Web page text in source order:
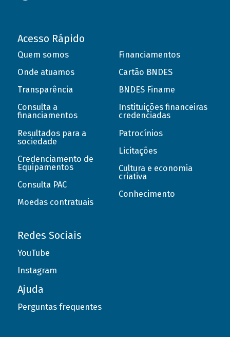
Acesso Rápido
Quem somos
Onde atuamos
Transparência
Consulta a
financiamentos
Resultados para a
sociedade
Credenciamento de
Equipamentos
Consulta PAC
Moedas contratuais
Financiamentos
Cartão BNDES
BNDES Finame
Instituições financeiras
credenciadas
Patrocínios
Licitações
Cultura e economia
criativa
Conhecimento
Redes Sociais
YouTube
Instagram
Ajuda
Perguntas frequentes